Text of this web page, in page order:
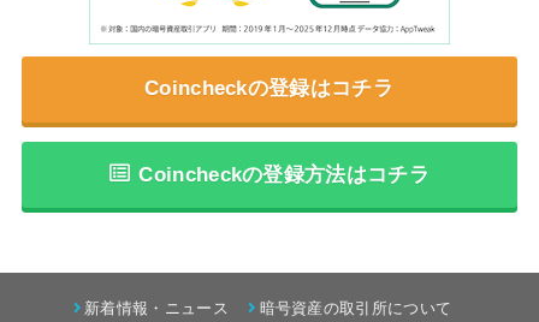
Coincheckの登録はコチラ
Coincheckの登録方法はコチラ
新着情報・ニュース 暗号資産の取引所について